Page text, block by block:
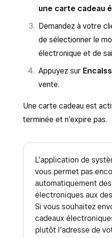
une carte cadeau
Demandez à votre
de sélectionner le
électronique et de
Appuyez sur
vente.
Une carte cadeau est
terminée et n’expire pas.
L’application de
vous permet pas
automatiquement
électroniques aux
Si vous souhaitez
cadeaux
plutôt l’adresse de